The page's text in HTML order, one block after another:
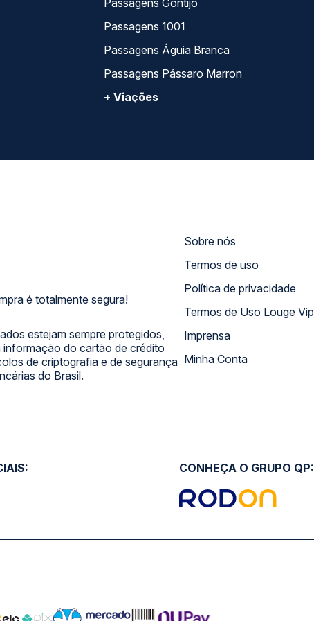
Passagens Gontijo
Passagens 1001
Passagens Águia Branca
Passagens Pássaro Marron
+ Viações
é totalmente segura!
estejam sempre protegidos,
do cartão de crédito
de criptografia e de segurança
do Brasil.
Sobre nós
Termos de uso
Política de privacidade
Termos de Uso Louge Vip
Imprensa
Minha Conta
CONHEÇA O GRUPO QP: